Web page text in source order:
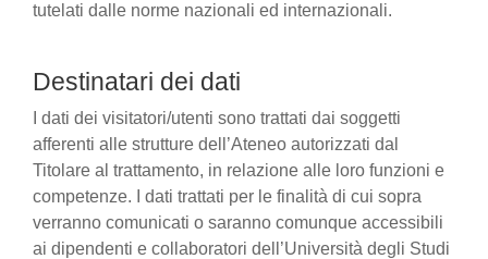
tutelati dalle norme nazionali ed internazionali.
Destinatari dei dati
I dati dei visitatori/utenti sono trattati dai soggetti
afferenti alle strutture dell’Ateneo autorizzati dal
Titolare al trattamento, in relazione alle loro funzioni e
competenze. I dati trattati per le finalità di cui sopra
verranno comunicati o saranno comunque accessibili
ai dipendenti e collaboratori dell’Università degli Studi